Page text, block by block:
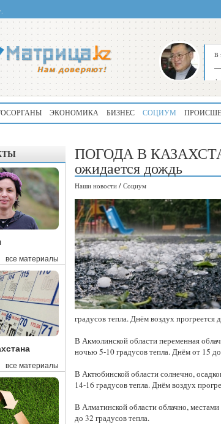
В
ЭКОНОМИКА БИЗНЕС СОЦИУМ
все материалы
все материалы
ПОГОДА В
ожидается дождь
Наши новости / Социум
градусов тепла. Днём воздух прогреется
В Акмолинской области переменная
ночью 5-10 градусов тепла. Днём от 15
В Актюбинской области солнечно,
14-16 градусов тепла. Днём воздух
В Алматинской области облачно,
до 32 градусов тепла.